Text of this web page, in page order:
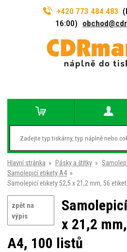
+420 773 484 483
16:00)
Hlavní stránka » Pásky a štítky »
Samolepicí etikety A4 »
Samolepicí etikety 52,5 x 21,2 mm, 56
zpět na
výpis
x 21,2
A4, 100 listů